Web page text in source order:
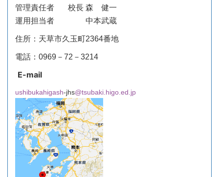
管理責任者 校長 森 健一
運用担当者 中本武蔵
住所：天草市久玉町2364番地
電話：0969－72－3214
E-mail
ushibukahigash-jhs@tsubaki.higo.ed.jp